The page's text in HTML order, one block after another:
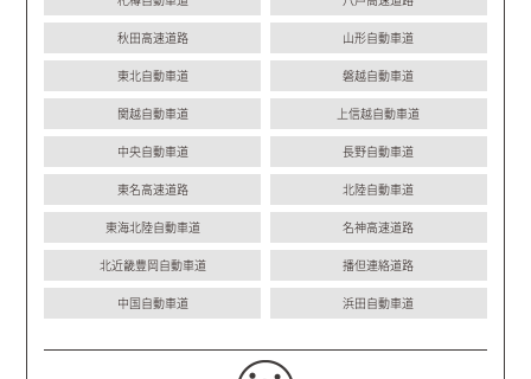
秋田高速道路 山形自動車道
東北自動車道 磐越自動車道
関越自動車道 上信越自動車道
中央自動車道 長野自動車道
東名高速道路 北陸自動車道
東海北陸自動車道 名神高速道路
北近畿豊岡自動車道 播但連絡道路
中国自動車道 浜田自動車道